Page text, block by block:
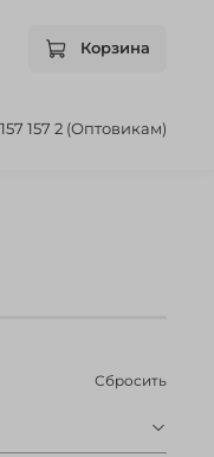
Корзина
157 2 (Оптовикам)
Сбросить